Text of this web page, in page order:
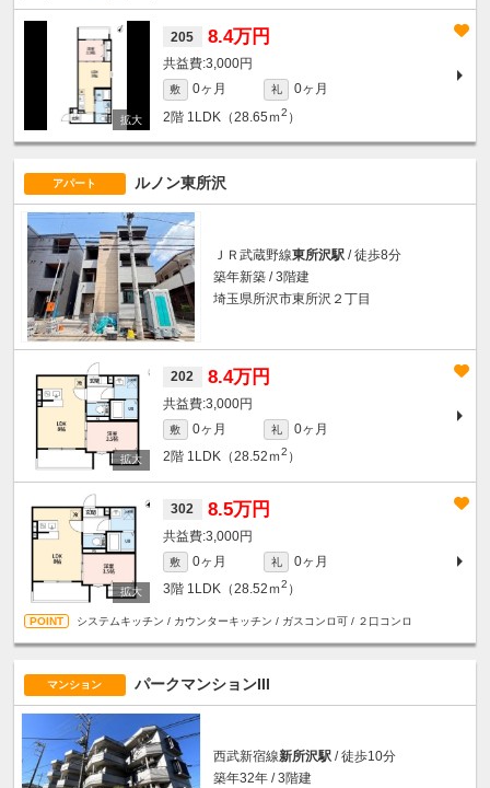
205 8.4万円
3,000円
敷 0ヶ月 礼
0ヶ月
2階 1LDK（28.65ｍ2 ）
アパート ルノン東所沢
ＪＲ武蔵野線東所沢駅 / 徒歩8分
築年新築 / 3階建
埼玉県所沢市東所沢２丁目
202 8.4万円
3,000円
敷 0ヶ月 礼
0ヶ月
2階 1LDK（28.52ｍ2 ）
302 8.5万円
3,000円
敷 0ヶ月 礼
0ヶ月
3階 1LDK（28.52ｍ2 ）
システムキッチン / カウンターキッチン / ガスコンロ可 / ２口コンロ
マンション パークマンションIII
西武新宿線新所沢駅 / 徒歩10分
築年32年 / 3階建